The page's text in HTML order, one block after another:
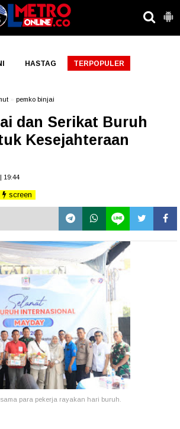
HASTAG TERPOPULER
pemko binjai
dan Serikat Buruh
Kesejahteraan
19:44
screen
para pekerja rayakan hari buruh.